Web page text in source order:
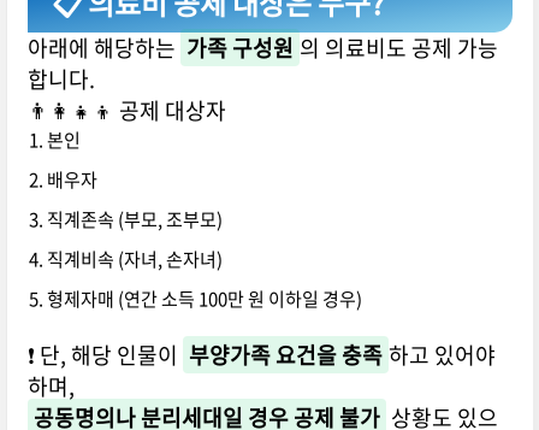
아래에 해당하는 가족 구성원 의 의료비도 공제 가능
합니다.
👨‍👩‍👧‍👦 공제 대상자
본인
배우자
직계존속 (부모, 조부모)
직계비속 (자녀, 손자녀)
형제자매 (연간 소득 100만 원 이하일 경우)
❗ 단, 해당 인물이 부양가족 요건을 충족하고 있어야
하며,
공동명의나 분리세대일 경우 공제 불가 상황도 있으